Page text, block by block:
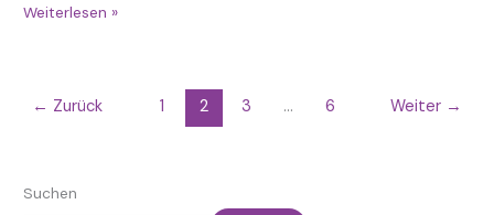
Weiterlesen »
← Zurück 1 2 3 … 6 Weiter →
Suchen